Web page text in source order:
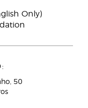
Only)
50